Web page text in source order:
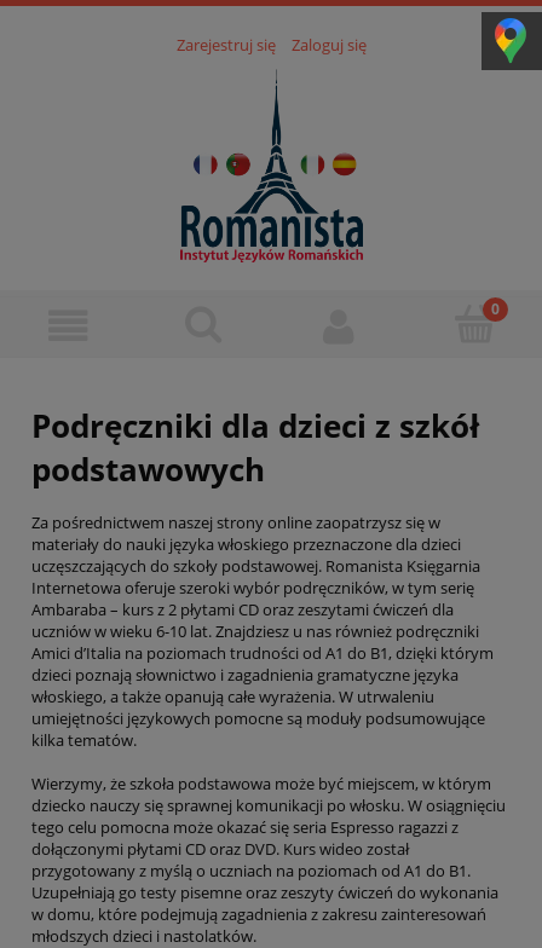
Zarejestruj się Zaloguj się
Podręczniki dla dzieci z szkół
podstawowych
Za pośrednictwem naszej strony online zaopatrzysz się w
materiały do nauki języka włoskiego przeznaczone dla dzieci
uczęszczających do szkoły podstawowej. Romanista Księgarnia
Internetowa oferuje szeroki wybór podręczników, w tym serię
Ambaraba – kurs z 2 płytami CD oraz zeszytami ćwiczeń dla
uczniów w wieku 6-10 lat. Znajdziesz u nas również podręczniki
Amici d’Italia na poziomach trudności od A1 do B1, dzięki którym
dzieci poznają słownictwo i zagadnienia gramatyczne języka
włoskiego, a także opanują całe wyrażenia. W utrwaleniu
umiejętności językowych pomocne są moduły podsumowujące
kilka tematów.
Wierzymy, że szkoła podstawowa może być miejscem, w którym
dziecko nauczy się sprawnej komunikacji po włosku. W osiągnięciu
tego celu pomocna może okazać się seria Espresso ragazzi z
dołączonymi płytami CD oraz DVD. Kurs wideo został
przygotowany z myślą o uczniach na poziomach od A1 do B1.
Uzupełniają go testy pisemne oraz zeszyty ćwiczeń do wykonania
w domu, które podejmują zagadnienia z zakresu zainteresowań
młodszych dzieci i nastolatków.